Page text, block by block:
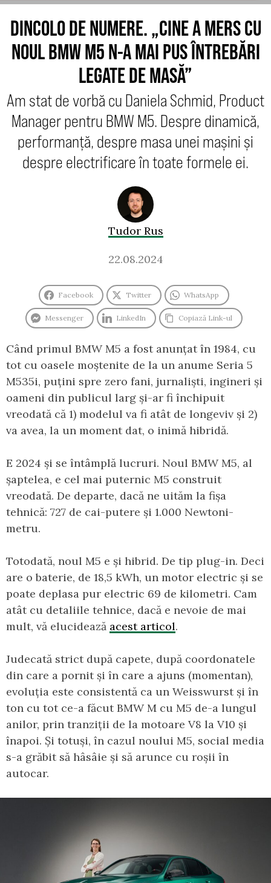
DINCOLO DE NUMERE. „CINE A MERS CU
NOUL BMW M5 N-A MAI PUS ÎNTREBĂRI
LEGATE DE MASĂ”
Am stat de vorbă cu Daniela Schmid, Product
Manager pentru BMW M5. Despre dinamică,
performanță, despre masa unei mașini și
despre electrificare în toate formele ei.
Tudor Rus
22.08.2024
Facebook Twitter WhatsApp
Messenger LinkedIn Copiază Link-ul
Când primul BMW M5 a fost anunțat în 1984, cu
tot cu oasele moștenite de la un anume Seria 5
M535i, puțini spre zero fani, jurnaliști, ingineri și
oameni din publicul larg și-ar fi închipuit
vreodată că 1) modelul va fi atât de longeviv și 2)
va avea, la un moment dat, o inimă hibridă.
E 2024 și se întâmplă lucruri. Noul BMW M5, al
șaptelea, e cel mai puternic M5 construit
vreodată. De departe, dacă ne uităm la fișa
tehnică: 727 de cai-putere și 1.000 Newtoni-
metru.
Totodată, noul M5 e și hibrid. De tip plug-in. Deci
are o baterie, de 18,5 kWh, un motor electric și se
poate deplasa pur electric 69 de kilometri. Cam
atât cu detaliile tehnice, dacă e nevoie de mai
mult, vă elucidează acest articol.
Judecată strict după capete, după coordonatele
din care a pornit și în care a ajuns (momentan),
evoluția este consistentă ca un Weisswurst și în
ton cu tot ce-a făcut BMW M cu M5 de-a lungul
anilor, prin tranziții de la motoare V8 la V10 și
înapoi. Și totuși, în cazul noului M5, social media
s-a grăbit să hâsâie și să arunce cu roșii în
autocar.